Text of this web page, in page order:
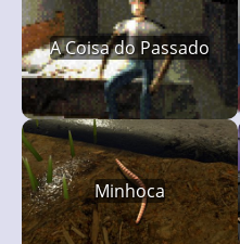
A Coisa do Passado
Minhoca